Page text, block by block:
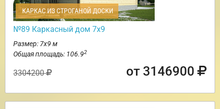
КАРКАС ИЗ СТРОГАНОЙ ДОСКИ
№89 Каркасный дом 7х9
Размер: 7х9 м
Общая площадь: 106.92
3304200 от 3146900